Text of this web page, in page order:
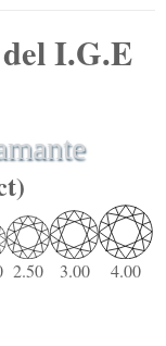
I.G.E
2.50 3.00 4.00